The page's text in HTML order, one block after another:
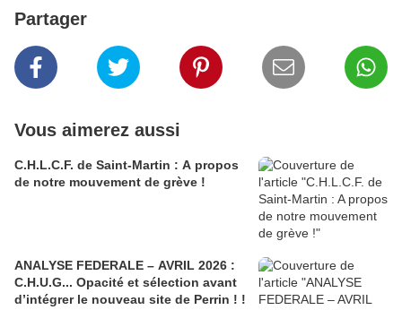
Partager
Vous aimerez aussi
C.H.L.C.F. de Saint-Martin : A propos
de notre mouvement de grève !
ANALYSE FEDERALE – AVRIL 2026 :
C.H.U.G... Opacité et sélection avant
d’intégrer le nouveau site de Perrin ! !